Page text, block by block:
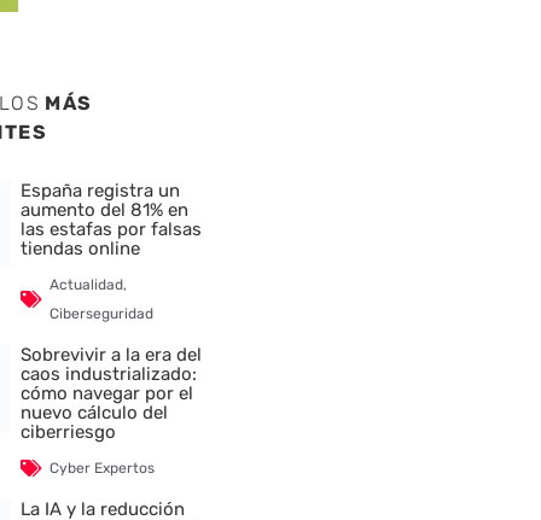
MÁS
España registra un
aumento del 81% en
las estafas por falsas
tiendas online
Actualidad,
Ciberseguridad
Sobrevivir a la era del
caos industrializado:
cómo navegar por el
nuevo cálculo del
ciberriesgo
Cyber Expertos
La IA y la reducción